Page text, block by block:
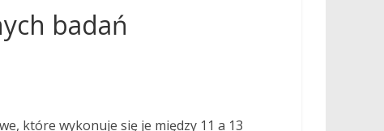
badań
które wykonuje się je między 11 a 13